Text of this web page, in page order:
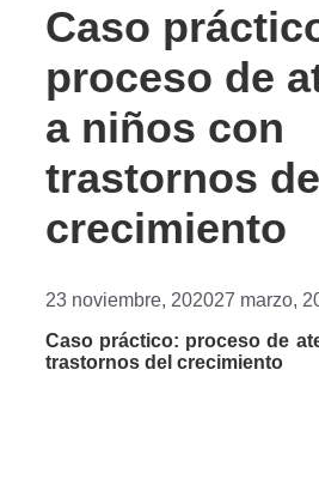
Caso
proceso de
a niños con
trastornos
crecimiento
23 noviembre, 202027 marzo,
Caso práctico: proceso de
trastornos del crecimiento